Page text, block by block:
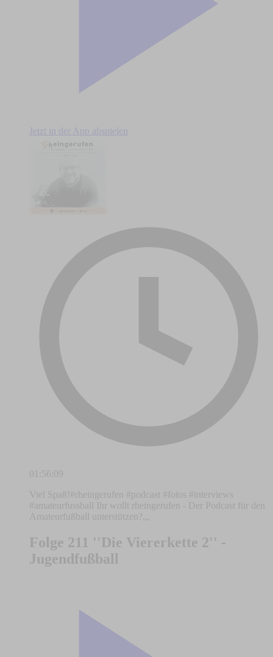
Jetzt in der App abspielen
01:56:09
Viel Spaß!#rheingerufen #podcast #fotos #interviews
#amateurfussball Ihr wollt rheingerufen - Der Podcast für den
Amateurfußball unterstützen?,„
Folge 211 ''Die Viererkette 2'' -
Jugendfußball